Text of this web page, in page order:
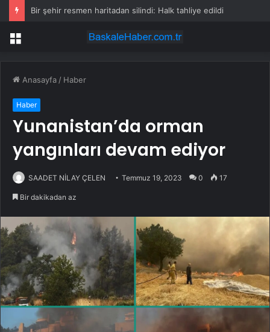
Bir şehir resmen haritadan silindi: Halk tahliye edildi
Menü
Anasayfa / Haber
Haber
Yunanistan’da orman
yangınları devam ediyor
SAADET NİLAY ÇELEN Temmuz 19, 2023 0 17
Bir dakikadan az